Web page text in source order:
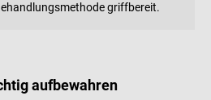
griffbereit.
aufbewahren